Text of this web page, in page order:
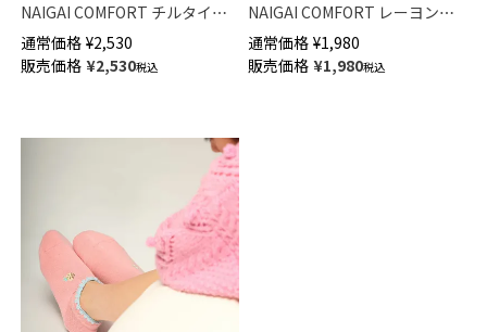
NAIGAI COMFORT チルタイム
毛混 総パイル ルームソックス
履き口ゆったり 日本製 レディ
ース 03022857
通常価格 ¥2,530
販売価格 ¥2,530税込
NAIGAI COMFORT レーヨンシ
ルク混 足指開放 カバーソック
ス ふわふわパイル かかとシー
ト付き ルームソックス レディ
通常価格 ¥1,980
販売価格 ¥1,980税込